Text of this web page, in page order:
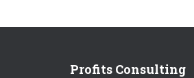
Profits Consulting